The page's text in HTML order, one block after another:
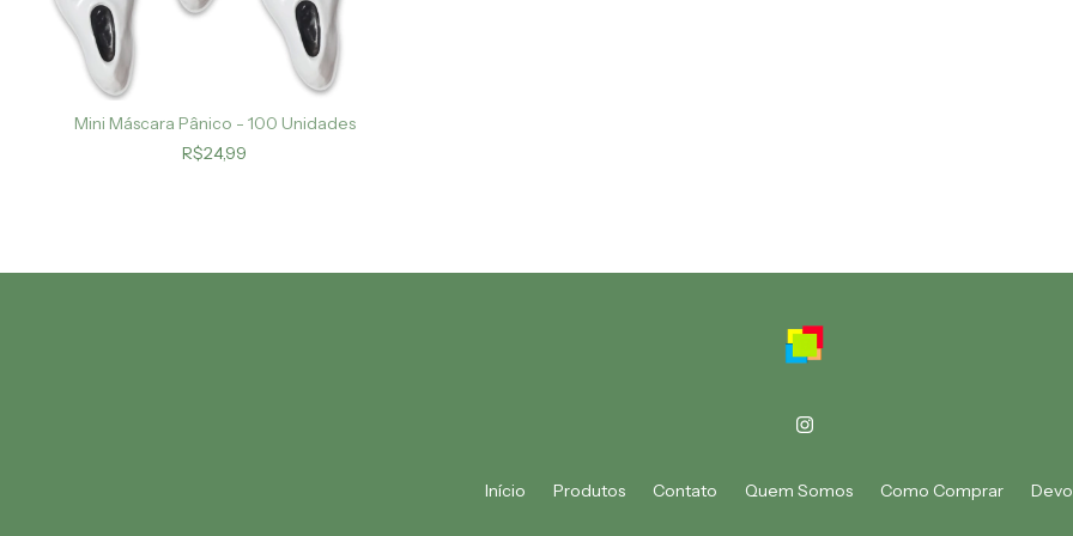
Mini Máscara Pânico - 100 Unidades
R$24,99
Início Produtos Contato Quem Somos Como Comprar